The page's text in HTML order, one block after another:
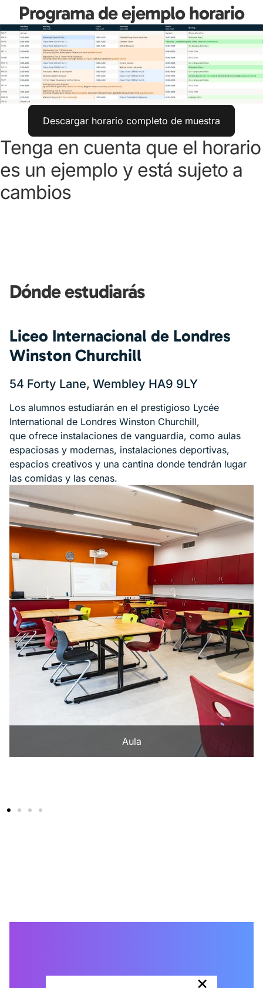
Programa de ejemplo horario
Descargar horario completo de muestra
Tenga en cuenta que el horario
es un ejemplo y está sujeto a
cambios
Dónde estudiarás
Liceo Internacional de Londres
Winston Churchill
54 Forty Lane, Wembley HA9 9LY
Los alumnos estudiarán en el prestigioso Lycée
International de Londres Winston Churchill,
que ofrece instalaciones de vanguardia, como aulas
espaciosas y modernas, instalaciones deportivas,
espacios creativos y una cantina donde tendrán lugar
las comidas y las cenas.
Aula
×